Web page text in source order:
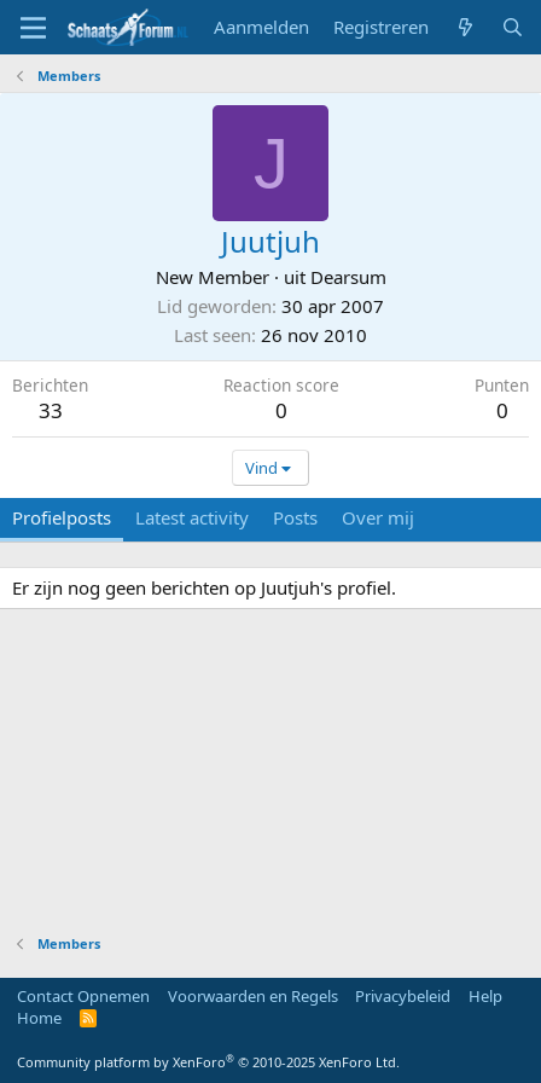
Aanmelden Registreren
Members
J
Juutjuh
New Member · uit Dearsum
Lid geworden 30 apr 2007
Last seen 26 nov 2010
Berichten
33
Reaction score
0
Punten
0
Vind
Profielposts Latest activity Posts Over mij
Er zijn nog geen berichten op Juutjuh's profiel.
Members
Contact Opnemen Voorwaarden en Regels Privacybeleid
Help
Home
R
Community platform by XenForo® © 2010-2025 XenForo Ltd.